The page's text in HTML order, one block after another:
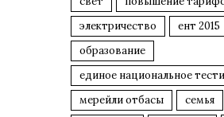
электричество
ент 2015
образование
единое национальное
мерейли отбасы
семья